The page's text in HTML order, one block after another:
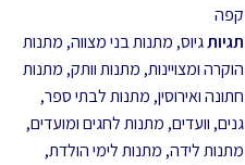
קפה
תגיותגיוס, מתנות בני מצווה, מתנות
הוקרה ומצויינות, מתנות וותק, מתנות
חתונה ואירוסין, מתנות לבתי ספר,
גנים, וועדים, מתנות לחגים ומועדים,
מתנות לידה, מתנות לימי הולדת,